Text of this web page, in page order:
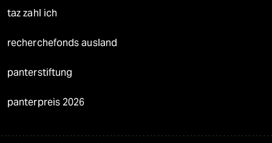
taz zahl ich
recherchefonds ausland
panterstiftung
panterpreis 2026